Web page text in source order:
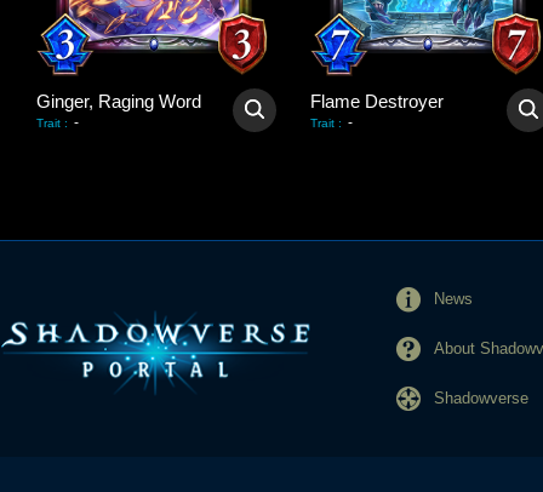
Ginger, Raging Word
Trait : -
Flame Destroyer
Trait : -
News
About
Shadowverse